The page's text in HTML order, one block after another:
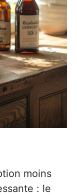
moins
: le